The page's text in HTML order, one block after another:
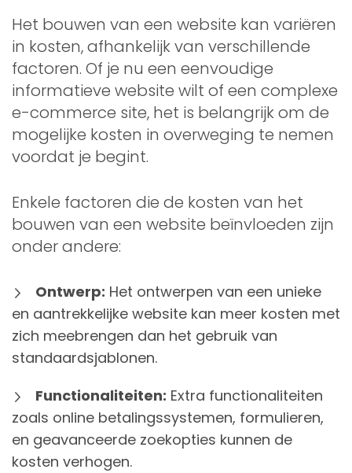
Het bouwen van een website kan variëren
in kosten, afhankelijk van verschillende
factoren. Of je nu een eenvoudige
informatieve website wilt of een complexe
e-commerce site, het is belangrijk om de
mogelijke kosten in overweging te nemen
voordat je begint.
Enkele factoren die de kosten van het
bouwen van een website beïnvloeden zijn
onder andere:
Ontwerp: Het ontwerpen van een unieke
en aantrekkelijke website kan meer kosten met
zich meebrengen dan het gebruik van
standaardsjablonen.
Functionaliteiten: Extra functionaliteiten
zoals online betalingssystemen, formulieren,
en geavanceerde zoekopties kunnen de
kosten verhogen.